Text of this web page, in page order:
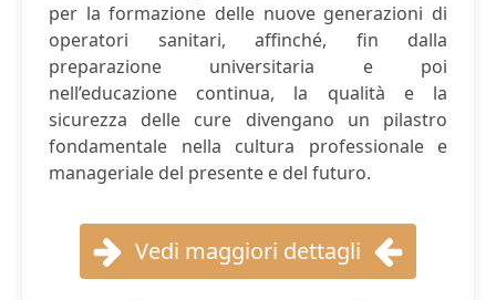
per la formazione delle nuove generazioni di
operatori sanitari, affinché, fin dalla
preparazione universitaria e poi
nell’educazione continua, la qualità e la
sicurezza delle cure divengano un pilastro
fondamentale nella cultura professionale e
manageriale del presente e del futuro.
Vedi maggiori dettagli